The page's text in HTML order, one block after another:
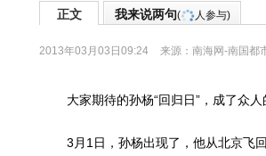
正文 我来说两句( 人参与)
2013年03月03日09:24 来源： 南海网-南国都
大家期待的孙杨“回归日”，成了众人
3月1日，孙杨出现了，他从北京飞回